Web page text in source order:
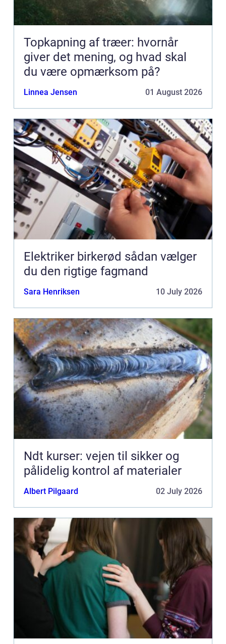
Topkapning af træer: hvornår
giver det mening, og hvad skal
du være opmærksom på?
Linnea Jensen 01 August 2026
Elektriker birkerød sådan vælger
du den rigtige fagmand
Sara Henriksen 10 July 2026
Ndt kurser: vejen til sikker og
pålidelig kontrol af materialer
Albert Pilgaard 02 July 2026